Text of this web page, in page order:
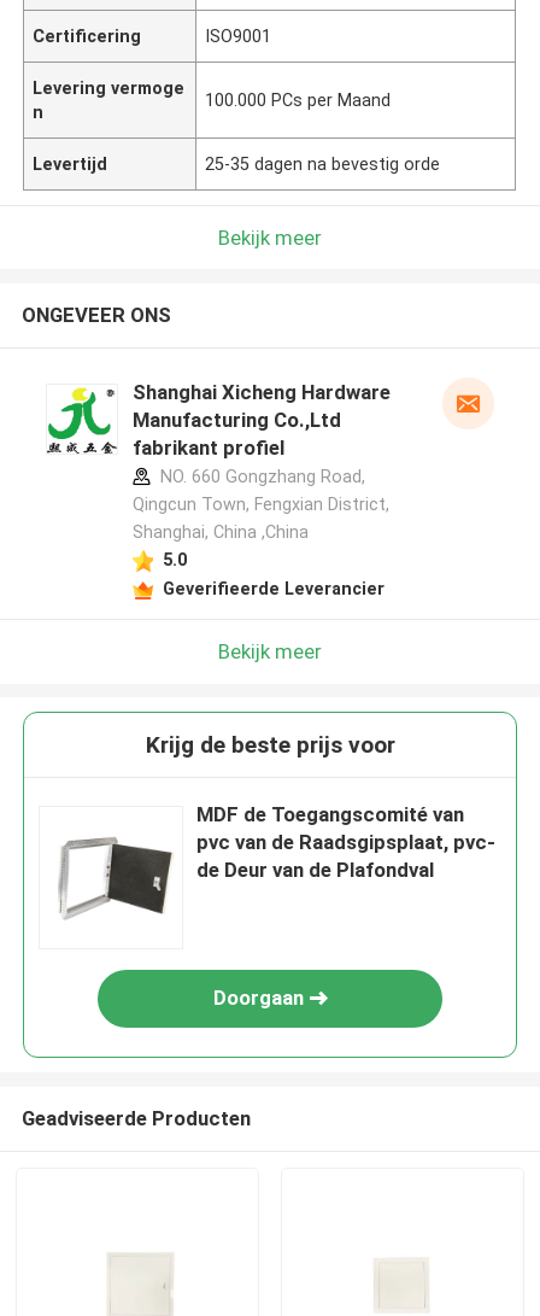
Certificering ISO9001
Levering vermoge
n
100.000 PCs per Maand
Levertijd 25-35 dagen na bevestig orde
Bekijk meer
ONGEVEER ONS
Shanghai Xicheng Hardware
Manufacturing Co.,Ltd
fabrikant profiel
NO. 660 Gongzhang Road,
Qingcun Town, Fengxian District,
Shanghai, China ,China
5.0
Geverifieerde Leverancier
Bekijk meer
Krijg de beste prijs voor
MDF de Toegangscomité van
pvc van de Raadsgipsplaat, pvc-
de Deur van de Plafondval
Doorgaan
Geadviseerde Producten